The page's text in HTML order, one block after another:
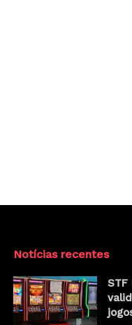
Notícias recentes